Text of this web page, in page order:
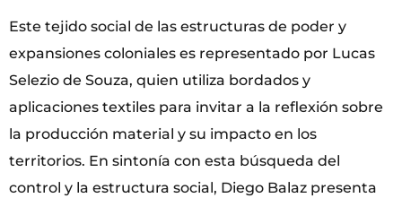
Este tejido social de las estructuras de poder y
expansiones coloniales es representado por Lucas
Selezio de Souza, quien utiliza bordados y
aplicaciones textiles para invitar a la reflexión sobre
la producción material y su impacto en los
territorios. En sintonía con esta búsqueda del
control y la estructura social, Diego Balaz presenta